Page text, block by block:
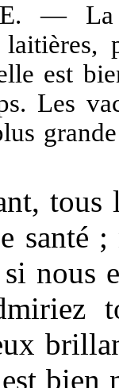
— La
est
Les
tous
santé
nous